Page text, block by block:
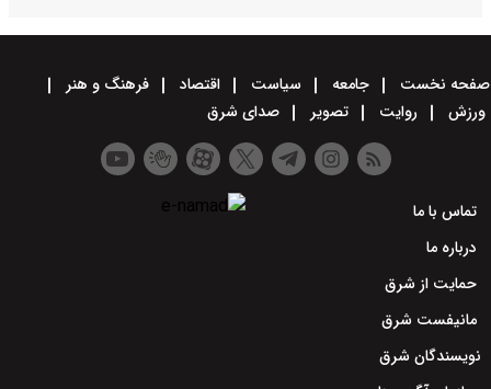
صفحه نخست جامعه سیاست اقتصاد
فرهنگ و هنر
ورزش
روایت تصویر صدای شرق
تماس با ما
درباره ما
حمایت از شرق
مانیفست شرق
نویسندگان شرق